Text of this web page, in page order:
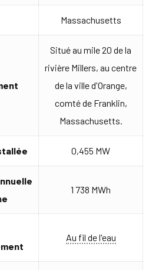
Massachusetts
Situé au mile 20 de la
rivière Millers, au centre
de la ville d'Orange,
comté de Franklin,
Massachusetts.
0,455 MW
1 738 MWh
Au fil de l'eau